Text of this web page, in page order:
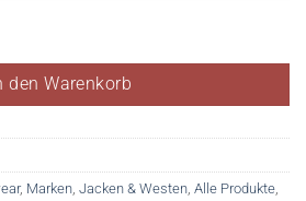
den Warenkorb
, Marken, Jacken & Westen, Alle Produkte,